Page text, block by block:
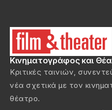
Κινηματογράφος και
Κριτικές ταινιών,
νέα σχετικά με τον
θέατρο.